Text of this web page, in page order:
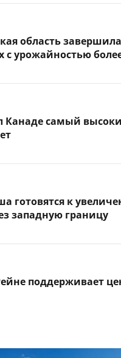
область
с урожайностью
Канаде самый
готовятся к
западную границу
поддерживает